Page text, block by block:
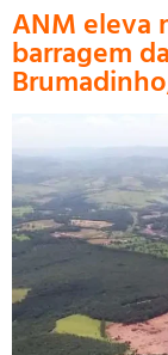
ANM eleva
barragem